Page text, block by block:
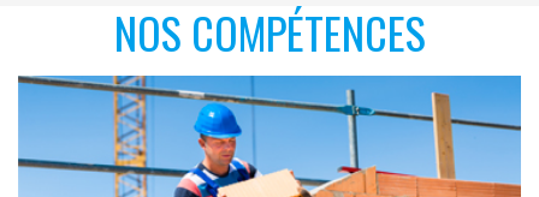
NOS COMPÉTENCES